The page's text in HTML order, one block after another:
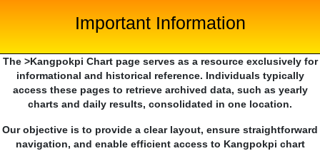
Important Information
The >Kangpokpi Chart page serves as a resource exclusively for
informational and historical reference. Individuals typically
access these pages to retrieve archived data, such as yearly
charts and daily results, consolidated in one location.
Our objective is to provide a clear layout, ensure straightforward
navigation, and enable efficient access to Kangpokpi chart